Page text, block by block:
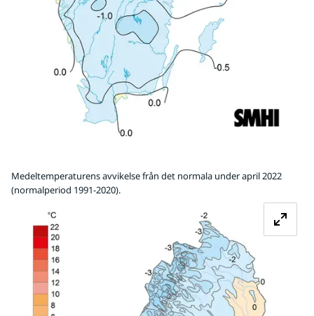
Medeltemperaturens avvikelse från det normala under april 2022
(normalperiod 1991-2020).